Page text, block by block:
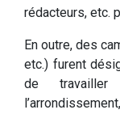
rédacteurs, etc.
En outre, des
etc.) furent
de